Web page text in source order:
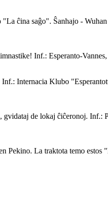
"La ĉina saĝo". Ŝanhajo -
Inf.: Esperanto-
Internacia Klubo
de lokaj ĉiĉeronoj.
Pekino. La traktota temo estos